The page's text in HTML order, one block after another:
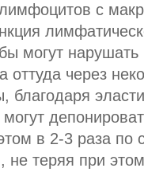
с
могут
через
благодаря
в 2-3 раза по
не теряя при